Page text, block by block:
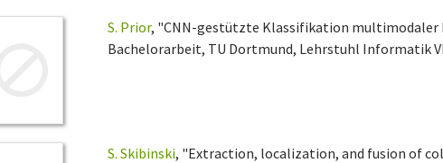
S. Prior, "CNN-gestützte Klassifikation
Bachelorarbeit, TU Dortmund, Lehrstuhl Informatik
S. Skibinski, "Extraction, localization, and fusion of